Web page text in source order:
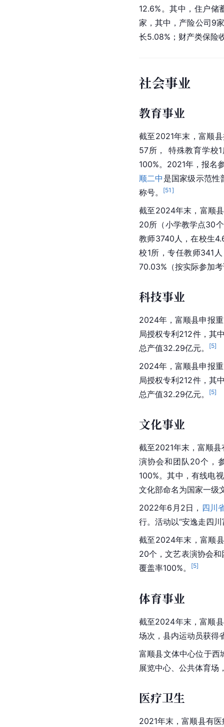
12.6%。其中，住户
家，其中，产险公司9
长5.08%；财产类保险
社会事业
教育事业
截至2021年末，富顺
57所， 特殊教育学校
100%。2021年，报名
顺二中 是国家级示范性
称号。
[51 ]
截至2024年末，富顺
20所（小学教学点30
教师3740人，在校生
校1所，专任教师341
70.03%（按实际参加
科技事业
2024年，富顺县申报
局授权专利212件，其
总产值32.29亿元。
[5]
2024年，富顺县申报
局授权专利212件，其
总产值32.29亿元。
[5]
文化事业
截至2021年末，富顺县
演协会和团队20个，
100%。其中，有线电
文化部命名为国家一级
2022年6月2日， 四川
行。活动以“安逸走四
截至2024年末，富顺
20个，文艺表演协会
覆盖率100%。
[5]
体育事业
截至2024年末，富顺
场次，县内运动员获得
富顺县文体中心位于西
展览中心、公共体育场
医疗卫生
2021年末，富顺县有